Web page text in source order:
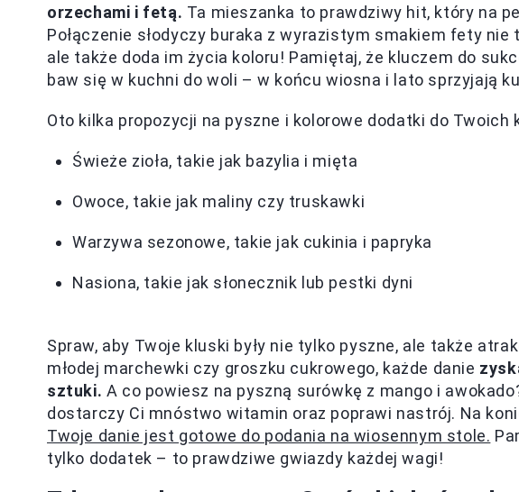
orzechami i fetą. Ta mieszanka to prawdziwy hit, który na
Połączenie słodyczy buraka z wyrazistym smakiem fety
ale także doda im życia koloru! Pamiętaj, że kluczem do
baw się w kuchni do woli – w końcu wiosna i lato sprzyjają
Oto kilka propozycji na pyszne i kolorowe dodatki do Twoich
Świeże zioła, takie jak bazylia i mięta
Owoce, takie jak maliny czy truskawki
Warzywa sezonowe, takie jak cukinia i papryka
Nasiona, takie jak słonecznik lub pestki dyni
Spraw, aby Twoje kluski były nie tylko pyszne, ale także
młodej marchewki czy groszku cukrowego, każde danie
sztuki. A co powiesz na pyszną surówkę z mango i
dostarczy Ci mnóstwo witamin oraz poprawi nastrój. Na
Twoje danie jest gotowe do podania na wiosennym stole.
tylko dodatek – to prawdziwe gwiazdy każdej wagi!